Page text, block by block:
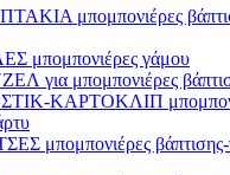
μπομπονιέρες
μπομπονιέρες γάμου
για μπομπονιέρες
ΚΑΡΤΟΚΛΙΠ
μπομπονιέρες